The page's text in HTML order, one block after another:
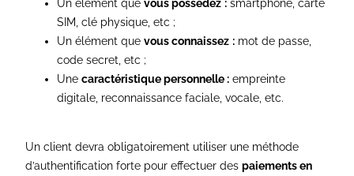
Un élément quevous possédez : smartphone, carte
SIM, clé physique, etc ;
Un élément quevous connaissez : mot de passe,
code secret, etc ;
Unecaractéristique personnelle : empreinte
digitale, reconnaissance faciale, vocale, etc.
Un client devra obligatoirement utiliser une méthode
d’authentification forte pour effectuer despaiements en